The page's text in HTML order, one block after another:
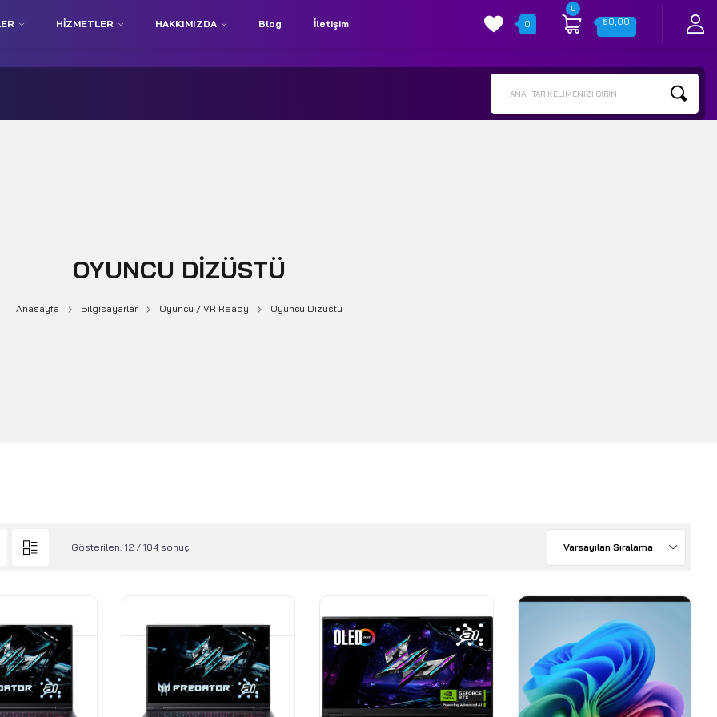
ANAHTAR KELIMENIZI GIRIN
HIZMETLER HAKKIMIZDA Blog İletişim 0
0
₺0,00
OYUNCU DIZÜSTÜ
Anasayfa Bilgisayarlar Oyuncu / VR Ready Oyuncu Dizüstü
Gösterilen: 12 / 104 sonuç Varsayılan Sıralama